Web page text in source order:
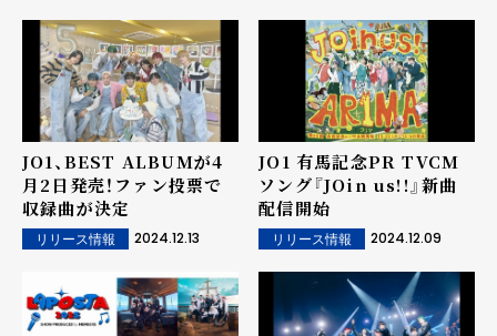
JO1、BEST ALBUMが4
月2日発売！ファン投票で
収録曲が決定
リリース情報 2024.12.13
JO1 有馬記念PR TVCM
ソング『JOin us!!』新曲
配信開始
リリース情報 2024.12.09